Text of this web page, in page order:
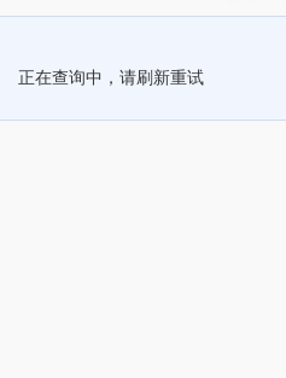
正在查询中，请刷新重试